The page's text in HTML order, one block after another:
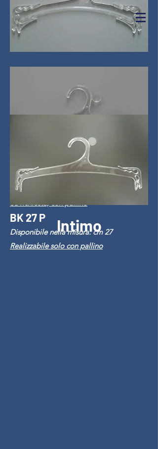
BL
Disponibile nelle misure: cm 23, 27
Su richiesta, con pallino
Intimo
BK 27 P
Disponibile nella misura: cm 27
Realizzabile solo con pallino